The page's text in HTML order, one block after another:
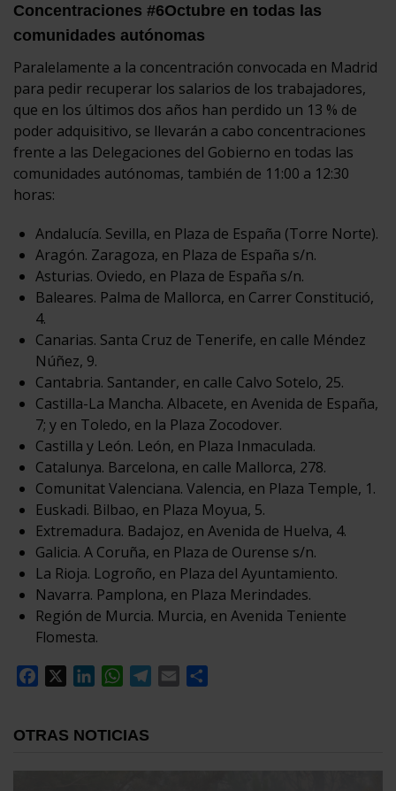
Concentraciones #6Octubre en todas las
comunidades autónomas
Paralelamente a la concentración convocada en Madrid
para pedir recuperar los salarios de los trabajadores,
que en los últimos dos años han perdido un 13 % de
poder adquisitivo, se llevarán a cabo concentraciones
frente a las Delegaciones del Gobierno en todas las
comunidades autónomas, también de 11:00 a 12:30
horas:
Andalucía. Sevilla, en Plaza de España (Torre Norte).
Aragón. Zaragoza, en Plaza de España s/n.
Asturias. Oviedo, en Plaza de España s/n.
Baleares. Palma de Mallorca, en Carrer Constitució,
4.
Canarias. Santa Cruz de Tenerife, en calle Méndez
Núñez, 9.
Cantabria. Santander, en calle Calvo Sotelo, 25.
Castilla-La Mancha. Albacete, en Avenida de España,
7; y en Toledo, en la Plaza Zocodover.
Castilla y León. León, en Plaza Inmaculada.
Catalunya. Barcelona, en calle Mallorca, 278.
Comunitat Valenciana. Valencia, en Plaza Temple, 1.
Euskadi. Bilbao, en Plaza Moyua, 5.
Extremadura. Badajoz, en Avenida de Huelva, 4.
Galicia. A Coruña, en Plaza de Ourense s/n.
La Rioja. Logroño, en Plaza del Ayuntamiento.
Navarra. Pamplona, en Plaza Merindades.
Región de Murcia. Murcia, en Avenida Teniente
Flomesta.
Facebook
LinkedInWhatsApp
Telegram
Email
OTRAS NOTICIAS